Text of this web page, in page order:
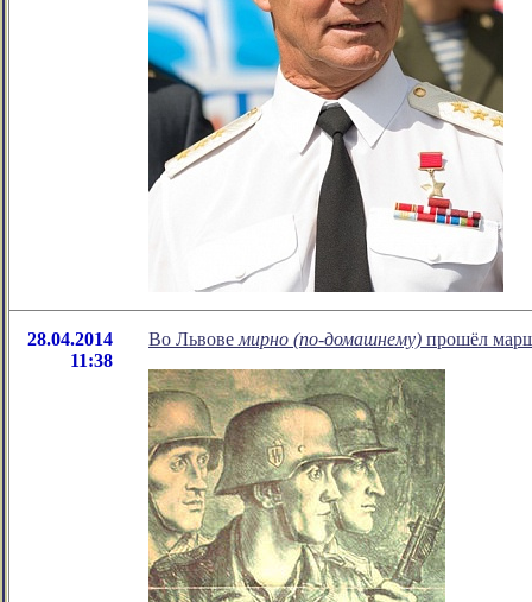
28.04.2014
11:38
Во Львове мирно (по-домашнему) прошёл